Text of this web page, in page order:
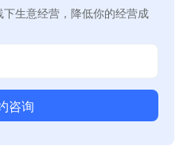
生意经营，降低你的经营成
咨询